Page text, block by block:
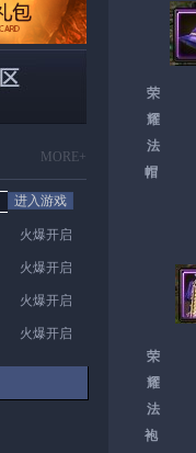
MORE+
进入游戏
火爆开启
火爆开启
火爆开启
火爆开启
荣
耀
法
帽
荣
耀
法
袍